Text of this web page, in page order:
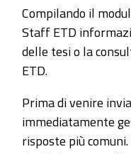
Compilando il
Staff ETD
delle tesi o la
ETD.
Prima di venire
immediatamente
risposte più